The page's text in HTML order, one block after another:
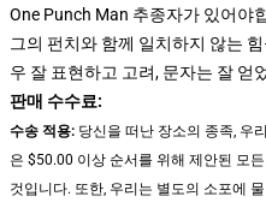
One Punch Man 추종자가 있어야
그의 펀치와 함께 일치하지 않는
우 잘 표현하고 고려, 문자는 잘 얻
판매 수수료:
수송 적용: 당신을 떠난 장소의 종족, 우
은 $50.00 이상 순서를 위해 제안된 모
것입니다. 또한, 우리는 별도의 소포에